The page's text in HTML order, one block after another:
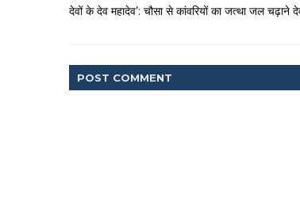
देवों के देव महादेव’: चौसा से कांवरियों का जत्था जल चढ़ाने
POST COMMENT